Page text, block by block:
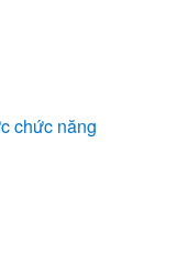
chức năng​